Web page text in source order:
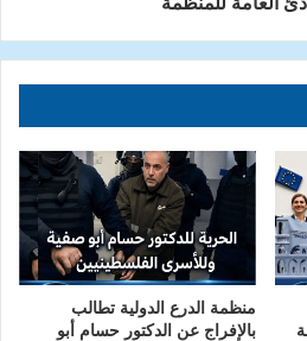
منظمة الدرع الدولية تطالب
بالإفراج عن الدكتور حسام أبو